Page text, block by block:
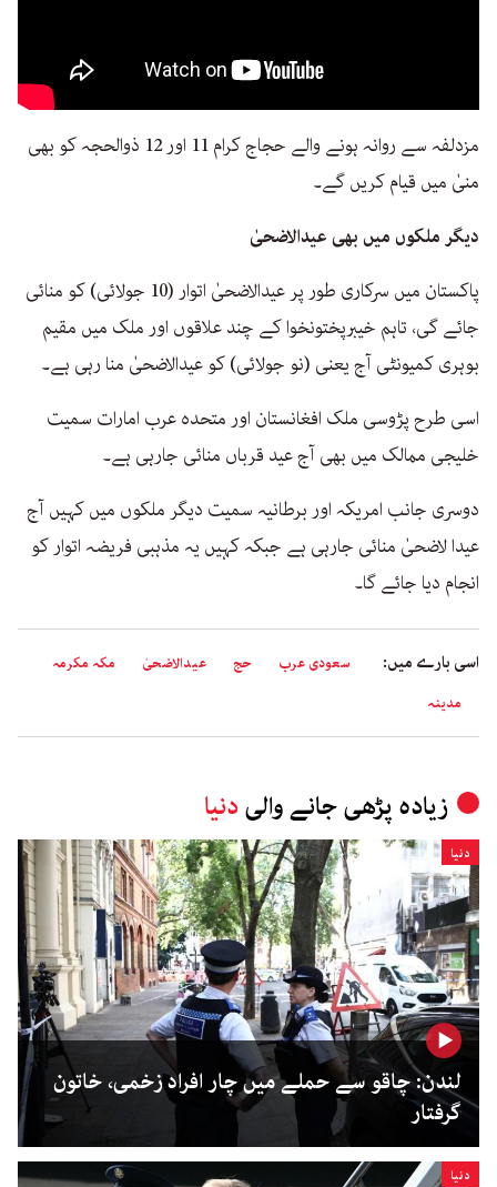
مزدلفہ سے روانہ ہونے والے حجاج کرام 11 اور 12 ذوالحجہ کو بھی
منیٰ میں قیام کریں گے۔
دیگر ملکوں میں بھی عیدالاضحیٰ
پاکستان میں سرکاری طور پر عیدالاضحیٰ اتوار (10 جولائی) کو منائی
جائے گی، تاہم خیبرپختونخوا کے چند علاقوں اور ملک میں مقیم
بوہری کمیونٹی آج یعنی (نو جولائی) کو عیدالاضحیٰ منا رہی ہے۔
اسی طرح پڑوسی ملک افغانستان اور متحدہ عرب امارات سمیت
خلیجی ممالک میں بھی آج عید قرباں منائی جارہی ہے۔
دوسری جانب امریکہ اور برطانیہ سمیت دیگر ملکوں میں کہیں آج
عیدا لاضحیٰ منائی جارہی ہے جبکہ کہیں یہ مذہبی فریضہ اتوار کو
انجام دیا جائے گا۔
اسی بارے میں: سعودی عرب حج عیدالاضحیٰ
مکہ مکرمہ
مدینہ
زیادہ پڑھی جانے والیدنیا
دنیا
لندن: چاقو سے حملے میں چار افراد زخمی، خاتون
گرفتار
دنیا